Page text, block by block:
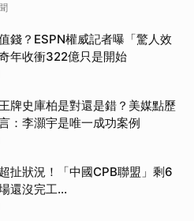
錢？ESPN權威記者曝「驚人效
年收衝322億只是開始
牌史庫柏是對還是錯？美媒點歷
：李灝宇是唯一成功案例
扯狀況！「中國CPB聯盟」剩6
還沒完工...